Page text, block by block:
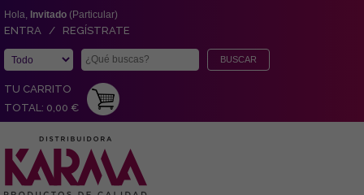
Hola, Invitado (Particular)
ENTRA / REGÍSTRATE
TU CARRITO
TOTAL: 0,00 €